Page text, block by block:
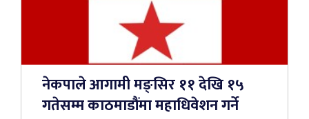
नेकपाले आगामी मङ्सिर ११ देखि १५
गतेसम्म काठमाडौंमा महाधिवेशन गर्ने